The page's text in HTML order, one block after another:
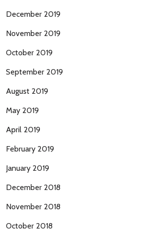
December 2019
November 2019
October 2019
September 2019
August 2019
May 2019
April 2019
February 2019
January 2019
December 2018
November 2018
October 2018